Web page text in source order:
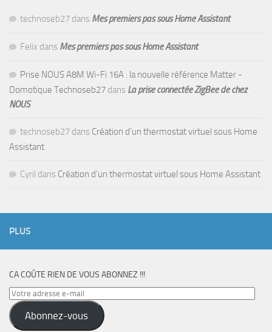
technoseb27 dans Mes premiers pas sous Home Assistant
Felix dans Mes premiers pas sous Home Assistant
Prise NOUS A8M Wi-Fi 16A : la nouvelle référence Matter -
Domotique Technoseb27 dans La prise connectée ZigBee de chez
NOUS
technoseb27 dans Création d’un thermostat virtuel sous Home
Assistant
Cyril dans Création d’un thermostat virtuel sous Home Assistant
PLUS
CA COÛTE RIEN DE VOUS ABONNEZ !!!
Votre
adresse
e-
Abonnez-vous